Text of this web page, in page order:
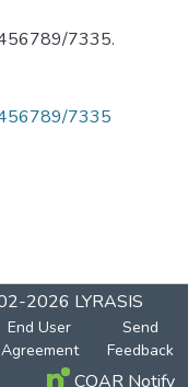
7335.
7335
2026 LYRASIS
End User
Agreement
Send
Feedback
COAR Notify